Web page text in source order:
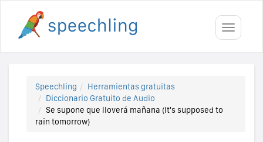
Toggle
Speechling
Herramientas gratuitas
Diccionario Gratuito de Audio
Se supone que lloverá mañana (It's supposed to
rain tomorrow)